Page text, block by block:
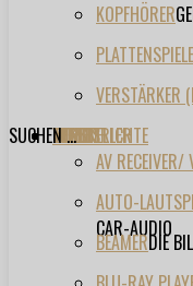
KOPFHÖRER
VERSTÄRKER
TESTBERICHTE
AV RECEIVER/
AUTO-
CAR-AUDIO
BEAMERDIE
FORUM
FILME
VIDEOS
HERSTELLER
EVENT
SUCHEN ...